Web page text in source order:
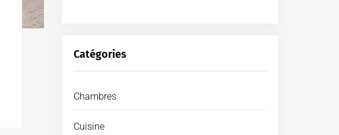
Catégories
Chambres
Cuisine